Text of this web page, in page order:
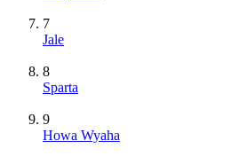
7
Jale
8
Sparta
9
Howa Wyaha